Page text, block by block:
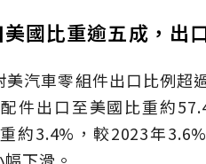
國比重逾五成，出
汽車零組件出口比例超
件出口至美國比重約
約3.4%，較2023年